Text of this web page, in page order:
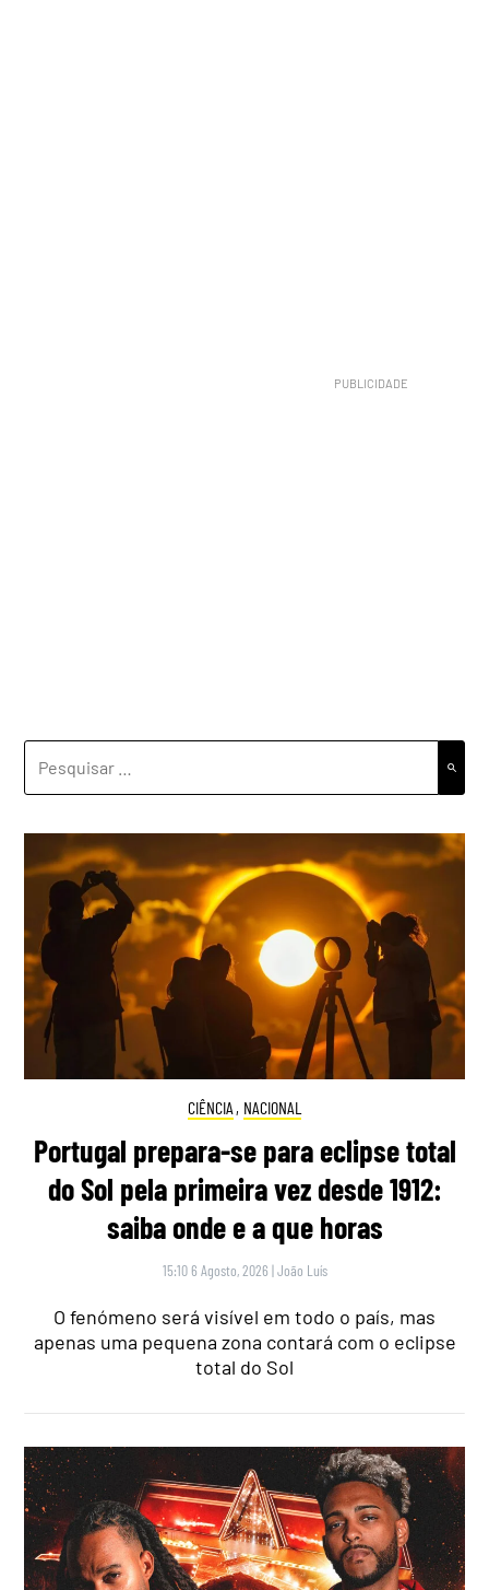
POR:
CIÊNCIA , NACIONAL
Portugal prepara-se para eclipse total
do Sol pela primeira vez desde 1912:
saiba onde e a que horas
15:10 6 Agosto, 2026 |João Luís
O fenómeno será visível em todo o país, mas
apenas uma pequena zona contará com o eclipse
total do Sol